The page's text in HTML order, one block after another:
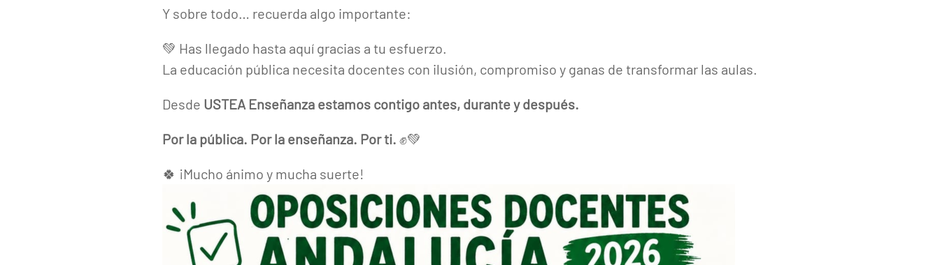
Y sobre todo… recuerda algo importante:
💚 Has llegado hasta aquí gracias a tu esfuerzo.
La educación pública necesita docentes con ilusión, compromiso y ganas de transformar las aulas.
Desde USTEA Enseñanza estamos contigo antes, durante y después.
Por la pública. Por la enseñanza. Por ti. ✊💚
🍀 ¡Mucho ánimo y mucha suerte!